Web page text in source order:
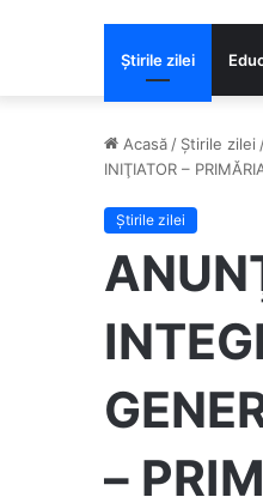
Știrile zilei
Acasă / Știrile zilei
INIŢIATOR –
Știrile zilei
–